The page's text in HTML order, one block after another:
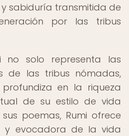
sabiduría transmitida de
por las tribus
no solo representa las
de las tribus nómadas,
en la riqueza
de su estilo de vida
poemas, Rumi ofrece
y evocadora de la vida